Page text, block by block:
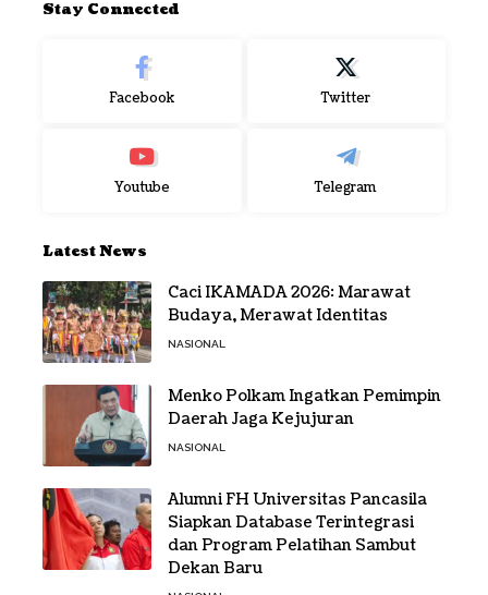
Stay Connected
Facebook Twitter
Youtube Telegram
Latest News
Caci IKAMADA 2026: Marawat
Budaya, Merawat Identitas
NASIONAL
Menko Polkam Ingatkan Pemimpin
Daerah Jaga Kejujuran
NASIONAL
Alumni FH Universitas Pancasila
Siapkan Database Terintegrasi
dan Program Pelatihan Sambut
Dekan Baru